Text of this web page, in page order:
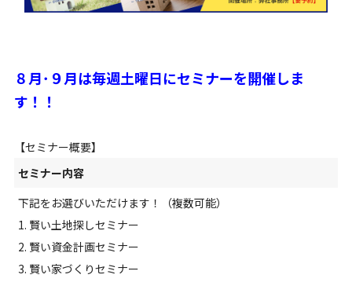
８月･９月は毎週土曜日にセミナーを開催しま
す！！
【セミナー概要】
セミナー内容
下記をお選びいただけます！（複数可能）
1. 賢い土地探しセミナー
2. 賢い資金計画セミナー
3. 賢い家づくりセミナー